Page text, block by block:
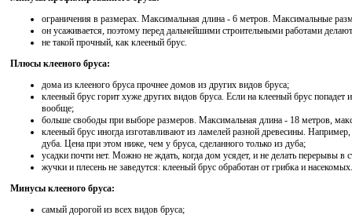
ограничения в размерах. Максимальная длина - 6 метров. Максимальные
он усаживается, поэтому перед дальнейшими строительными работами
не такой прочный, как клееный брус.
Плюсы клееного бруса:
дома из клееного бруса прочнее домов из других видов бруса;
клееный брус горит хуже других видов бруса. Если на клееный брус попадет
вообще;
больше свободы при выборе размеров. Максимальная длина - 18 метров,
клееный брус иногда изготавливают из ламелей разной древесины.
дуба. Цена при этом ниже, чем у бруса, сделанного только из дуба;
усадки почти нет. Можно не ждать, когда дом усядет, и не делать перерывы в
жучки и плесень не заведутся: клееный брус обработан от грибка и насекомых.
Минусы клееного бруса:
самый дорогой из всех видов бруса;